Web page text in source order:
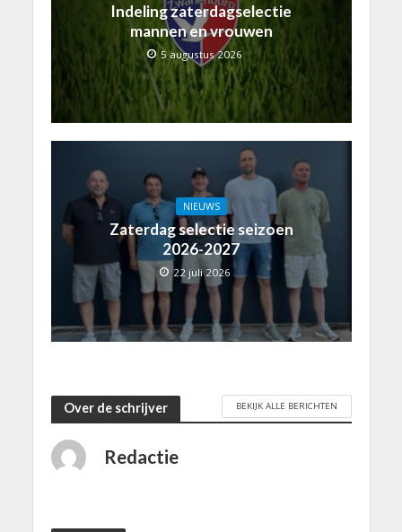
Indeling zaterdagselectie
mannen en vrouwen
5 augustus 2026
NIEUWS
Zaterdag selectie seizoen
2026-2027
22 juli 2026
Over de schrijver BEKIJK ALLE BERICHTEN
Redactie